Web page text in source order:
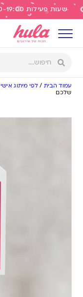
שעות פעילות 9:30-19:00 בחנות | משלוח חינם מעל 299 ש"ח
עמוד הבית / לפי מיתוג אישי
שלכם